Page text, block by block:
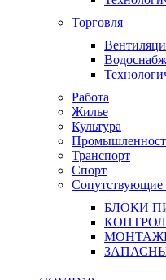
Торговля
Работа
Жилье
Культура
Транспорт
Спорт
Сопутствующие
БЛОКИ